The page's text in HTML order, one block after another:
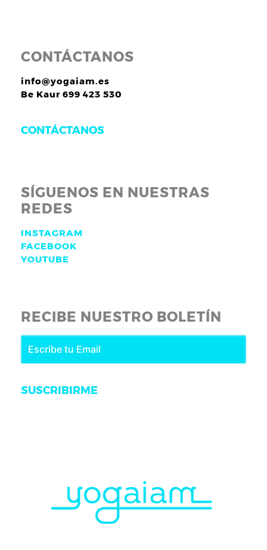
CONTÁCTANOS
info@yogaiam.es
Be Kaur 699 423 530
CONTÁCTANOS
SÍGUENOS EN NUESTRAS
REDES
INSTAGRAM
FACEBOOK
YOUTUBE
RECIBE NUESTRO BOLETÍN
SUSCRIBIRME